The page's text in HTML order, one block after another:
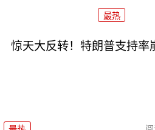
最热
惊天大反转！特朗普支持率